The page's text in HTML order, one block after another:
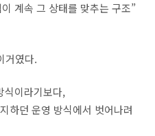
계속 그 상태를 맞추는 구조”
거였다.
이라기보다,
하던 운영 방식에서 벗어나려